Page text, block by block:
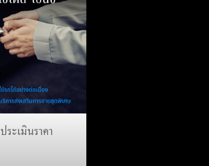
ะเมินราคา